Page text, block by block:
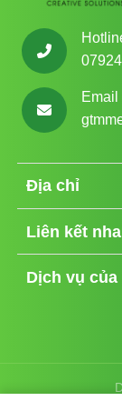
Email
Địa chỉ
Liên kết
Dịch vụ của